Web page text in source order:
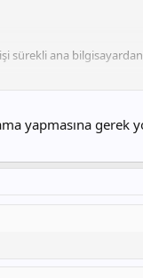
sürekli ana
yapmasına gerek